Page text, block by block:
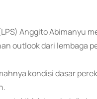
Anggito Abimanyu
outlook dari lembaga
kondisi dasar